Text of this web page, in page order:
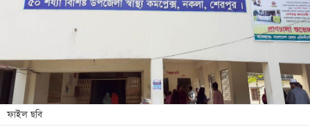
লাইফ
স্টাইল
শিক্ষা
ফাইল ছবি